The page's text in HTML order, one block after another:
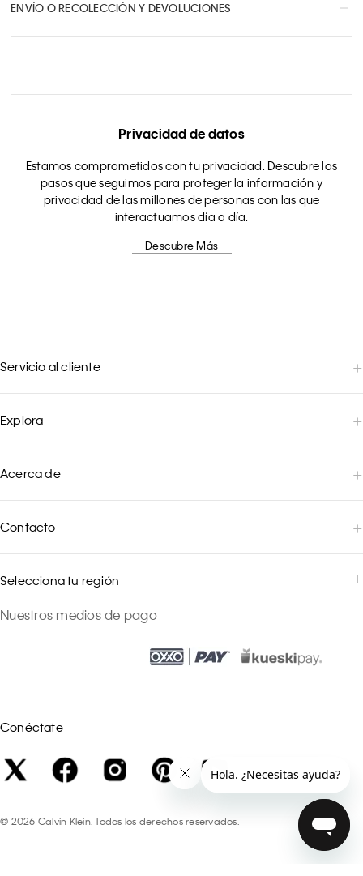
ENVÍO O RECOLECCIÓN Y DEVOLUCIONES
Privacidad de datos
Estamos comprometidos con tu privacidad. Descubre los
pasos que seguimos para proteger la información y
privacidad de las millones de personas con las que
interactuamos día a día.
Descubre Más
Servicio al cliente
Explora
Acerca de
Contacto
Selecciona tu región
Nuestros medios de pago
Conéctate
© 2026 Calvin Klein. Todos los derechos reservados.